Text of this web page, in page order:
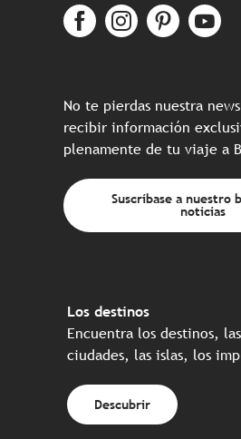
No te pierdas nuestra
recibir información
plenamente de tu viaje a
Suscríbase a nuestro
noticias
Los destinos
Encuentra los destinos,
ciudades, las islas, los
Descubrir